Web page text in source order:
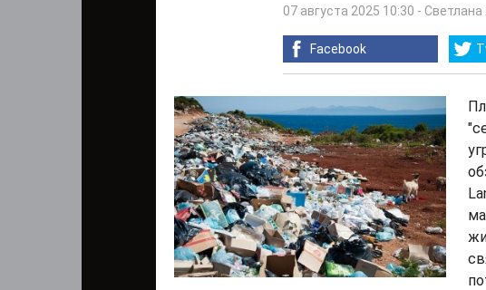
07 августа 2025 10:30 - Светлана
Facebook